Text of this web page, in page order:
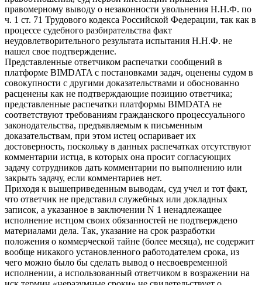
правомерному выводу о незаконности увольнения Н.Н.Ф. по
ч. 1 ст. 71 Трудового кодекса Российской Федерации, так как в
процессе судебного разбирательства факт
неудовлетворительного результата испытания Н.Н.Ф. не
нашел свое подтверждение.
Представленные ответчиком распечатки сообщений в
платформе BIMDATA с постановками задач, оценены судом в
совокупности с другими доказательствами и обоснованно
расценены как не подтверждающие позицию ответчика;
представленные распечатки платформы BIMDATA не
соответствуют требованиям гражданского процессуального
законодательства, предъявляемым к письменным
доказательствам, при этом истец оспаривает их
достоверность, поскольку в данных распечатках отсутствуют
комментарии истца, в которых она просит согласующих
задачу сотрудников дать комментарии по выполнению или
закрыть задачу, если комментариев нет.
Приходя к вышеприведенным выводам, суд учел и тот факт,
что ответчик не представил служебных или докладных
записок, а указанное в заключении N 1 ненадлежащее
исполнение истцом своих обязанностей не подтверждено
материалами дела. Так, указание на срок разработки
положения о коммерческой тайне (более месяца), не содержит
вообще никакого установленного работодателем срока, из
чего можно было бы сделать вывод о несвоевременной
исполнении, а использованный ответчиком в возражении на